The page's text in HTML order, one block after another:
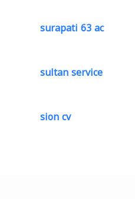
surapati 63 ac
sultan service
sion cv